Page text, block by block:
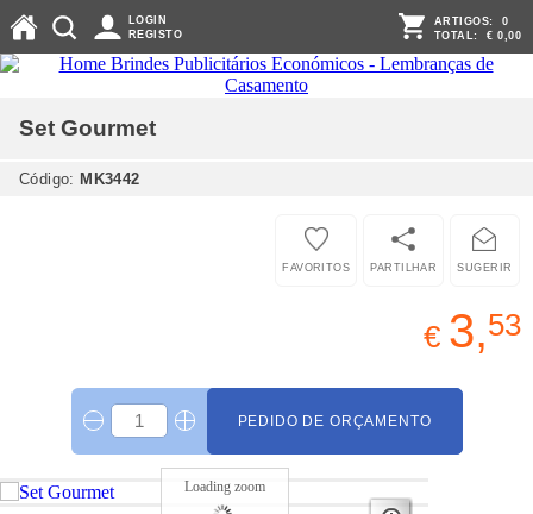
LOGIN
REGISTO
ARTIGOS: 0
TOTAL: € 0,00
Set Gourmet
Código: MK3442
SUGERIR
PARTILHAR
FAVORITOS
€ 3,53
PEDIDO DE ORÇAMENTO
Loading zoom